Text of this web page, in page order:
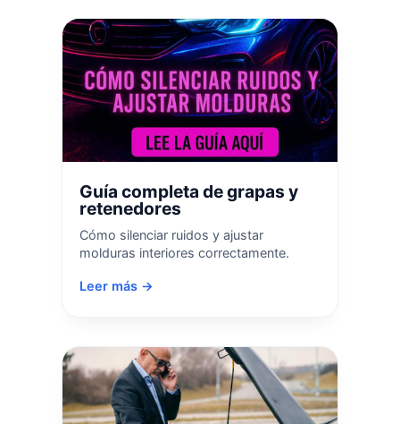
Guía completa de grapas y
retenedores
Cómo silenciar ruidos y ajustar
molduras interiores correctamente.
Leer más →